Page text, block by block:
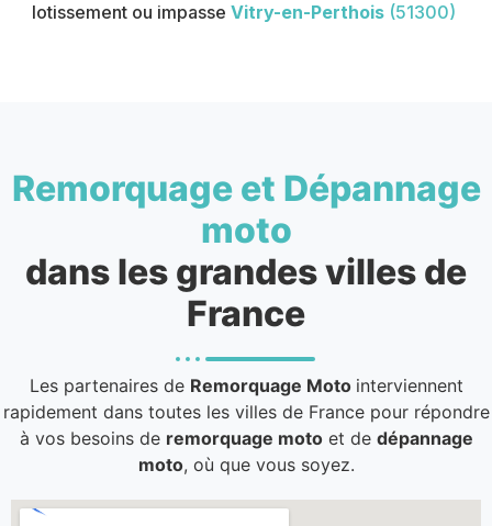
lotissement ou impasse Vitry-en-Perthois (51300)
Remorquage et Dépannage
moto
dans les grandes villes de
France
Les partenaires de Remorquage Moto interviennent
rapidement dans toutes les villes de France pour répondre
à vos besoins de remorquage motoet de dépannage
moto, où que vous soyez.